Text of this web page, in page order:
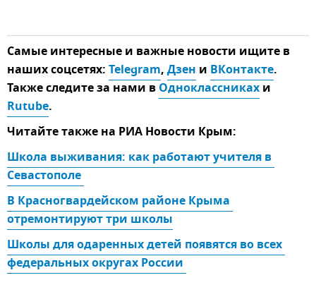
Самые интересные и важные новости ищите в
наших соцсетях:Telegram,Дзен и ВКонтакте.
Также следите за нами вОдноклассникахи
Rutube.
Читайте также на РИА Новости Крым:
Школа выживания: как работают учителя в
Севастополе
В Красногвардейском районе Крыма
отремонтируют три школы
Школы для одаренных детей появятся во всех
федеральных округах России